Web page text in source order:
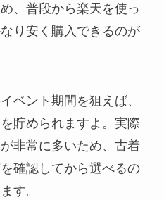
、普段から楽天を使っ
り安く購入できるのが
ベント期間を狙えば、
貯められますよ。実際
非常に多いため、古着
確認してから選べるの
す。